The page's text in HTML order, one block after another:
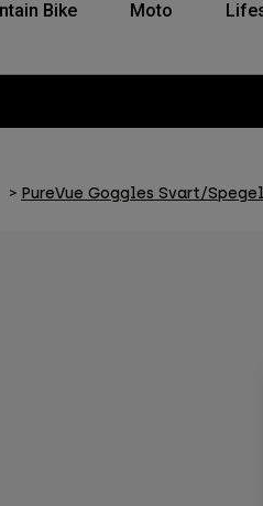
Bike Moto
PureVue Goggles Svart/